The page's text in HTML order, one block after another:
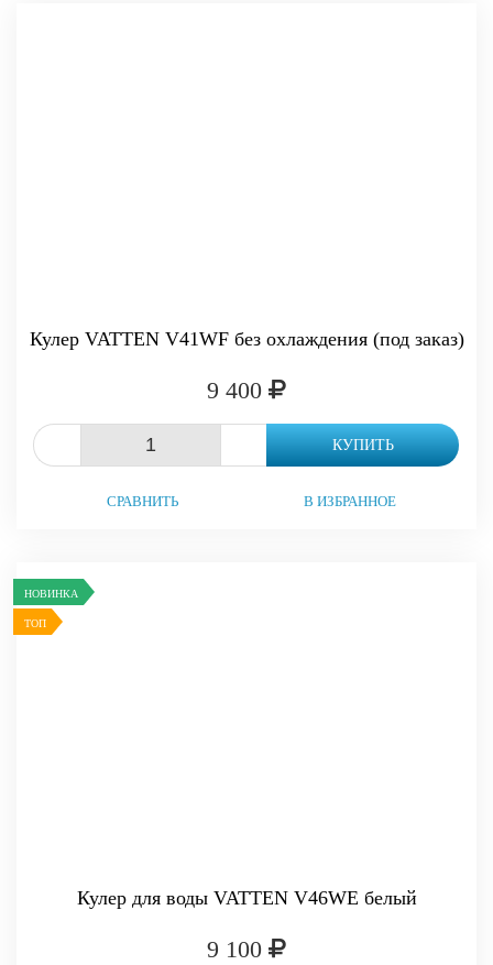
Кулер VATTEN V41WF без охлаждения (под заказ)
9 400
КУПИТЬ
СРАВНИТЬ В ИЗБРАННОЕ
НОВИНКА
ТОП
Кулер для воды VATTEN V46WE белый
9 100